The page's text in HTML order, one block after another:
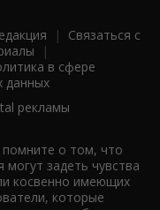
| Связаться с
|
в сфере
данных
рекламы
о том, что
задеть чувства
косвенно имеющих
которые